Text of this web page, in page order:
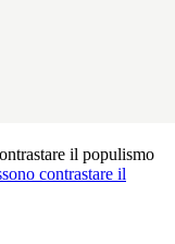
il populismo
contrastare il